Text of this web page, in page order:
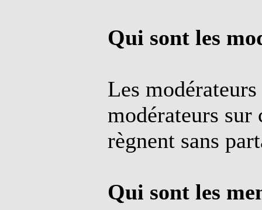
Qui sont les
Les
modérateurs
règnent sans
Qui sont les